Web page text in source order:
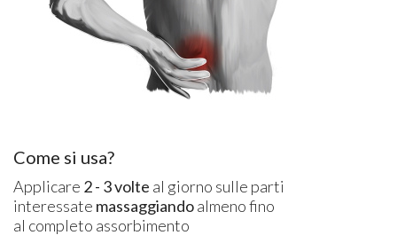
Come si usa?
Applicare 2 - 3 volte al giorno sulle parti
interessate massaggiandoalmeno fino
al completo assorbimento